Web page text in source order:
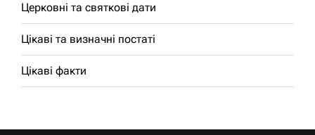
Церковні та святкові дати
Цікаві та визначні постаті
Цікаві факти